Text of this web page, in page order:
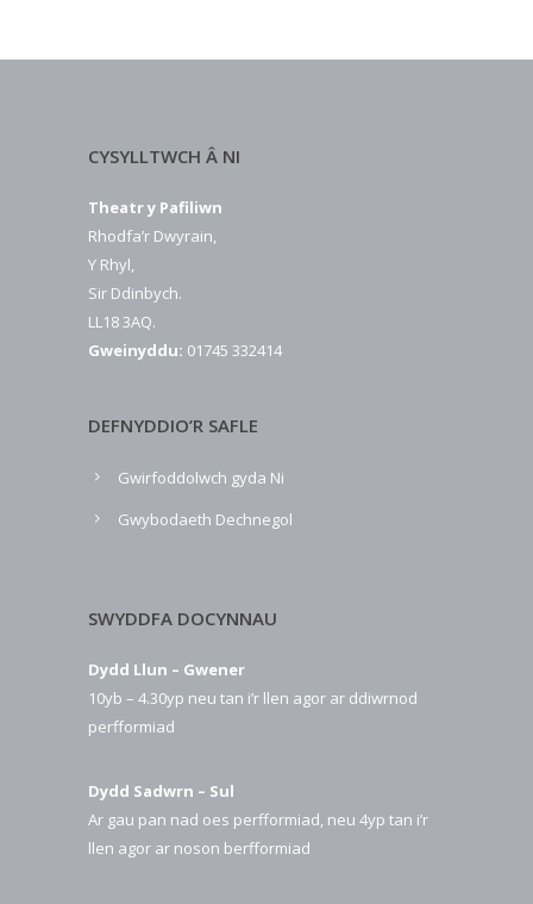
CYSYLLTWCH Â NI
Theatr y Pafiliwn
Rhodfa’r Dwyrain,
Y Rhyl,
Sir Ddinbych.
LL18 3AQ.
Gweinyddu: 01745 332414
DEFNYDDIO’R SAFLE
Gwirfoddolwch gyda Ni
Gwybodaeth Dechnegol
SWYDDFA DOCYNNAU
Dydd Llun – Gwener
10yb – 4.30yp neu tan i’r llen agor ar ddiwrnod
perfformiad
Dydd Sadwrn – Sul
Ar gau pan nad oes perfformiad, neu 4yp tan i’r
llen agor ar noson berfformiad